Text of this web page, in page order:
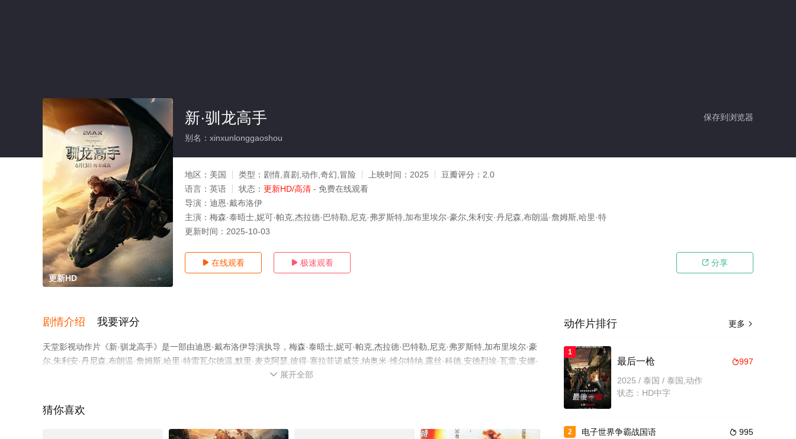
更新HD
保存到浏览器
新·驯龙高手
别名：xinxunlonggaoshou
地区： 美国 类型： 剧情,喜剧,动作,奇幻,冒险 上映时间： 2025 豆瓣评分： 2.0
语言： 英语 状态： 更新HD/高清 - 免费在线观看
导演： 迪恩·戴布洛伊
主演： 梅森·泰晤士,妮可·帕克,杰拉德·巴特勒,尼克·弗罗斯特,加布里埃尔·豪尔,朱利安·丹尼森,布朗温·詹姆斯,哈里·特
更新时间： 2025-10-03
 在线观看  极速观看  分享
剧情介绍 我要评分
天堂影视动作片《新·驯龙高手》是一部由迪恩·戴布洛伊导演执导，梅森·泰晤士,妮可·帕克,杰拉德·巴特勒,尼克·弗罗斯特,加布里埃尔·豪
尔,朱利安·丹尼森,布朗温·詹姆斯,哈里·特雷瓦尔德温,默里·麦克阿瑟,彼得·塞拉菲诺威茨,纳奥米·维尔特纳,露丝·科德,安德烈埃·瓦雷,安娜·
里昂·布洛菲,马库斯·奥尼卢德,皮特·塞尔伍德,丹尼尔-约翰·威廉斯,凯特·肯尼迪,赛琳娜·琼斯,尼克·康沃尔等演员精彩演绎的美国电影，手
 展开全部
猜你喜欢
更多 
动作片排行
1
997
最后一枪
2025 / 泰国 / 泰国,动作
状态：HD中字
2  995
电子世界争霸战国语